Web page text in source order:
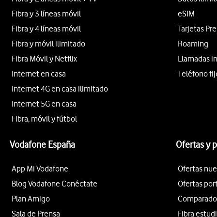
Fibra y 3 líneas móvil
Fibra y 4 líneas móvil
Fibra y móvil ilimitado
Fibra Móvil y Netflix
Internet en casa
Internet 4G en casa ilimitado
Internet 5G en casa
Fibra, móvil y fútbol
eSIM
Tarjetas
Roaming
Llamadas
Teléfono
Vodafone España
App Mi Vodafone
Blog Vodafone Conéctate
Plan Amigo
Sala de Prensa
Ofertas y
Ofertas
Ofertas
Fibra